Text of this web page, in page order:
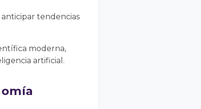
tendencias
moderna,
artificial.